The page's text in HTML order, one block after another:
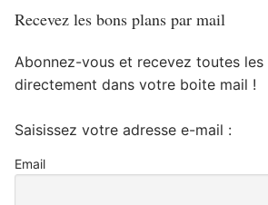
Recevez les bons plans par mail
Abonnez-vous et recevez toutes
directement dans votre boite mail !
Saisissez votre adresse e-mail :
Email